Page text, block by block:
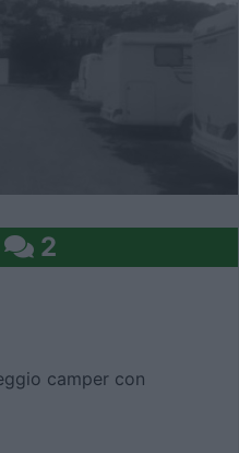
2
camper con